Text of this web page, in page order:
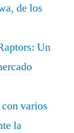
de los
Un
varios
la